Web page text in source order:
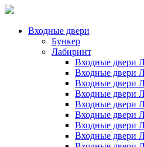
Входные двери
Бункер
Лабиринт
Входные двери
Входные двери
Входные двери
Входные двери
Входные двери
Входные двери
Входные двери
Входные двери